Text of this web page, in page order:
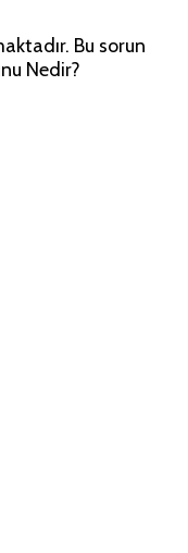
Bu sorun
Nedir?